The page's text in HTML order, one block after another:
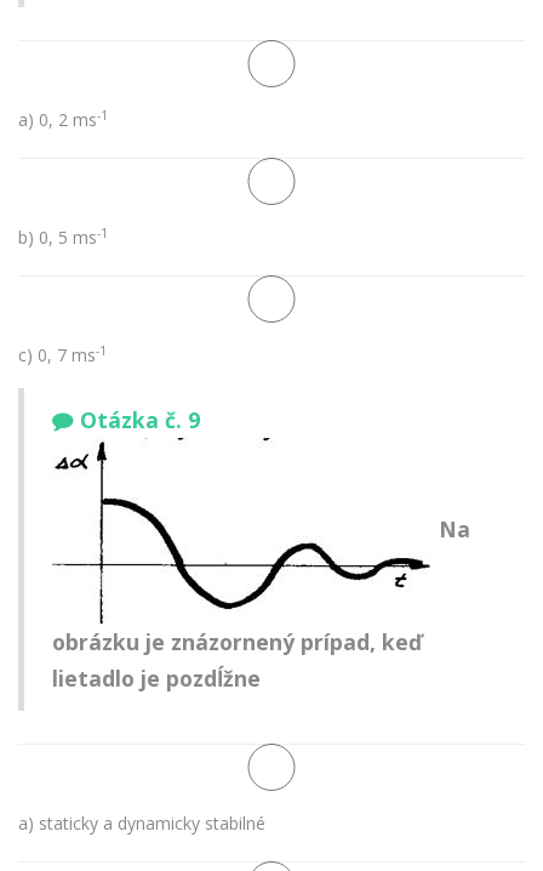
a) 0, 2 ms-1
b) 0, 5 ms-1
c) 0, 7 ms-1
Otázka č. 9
Na
obrázku je znázornený prípad, keď
lietadlo je pozdĺžne
a) staticky a dynamicky stabilné